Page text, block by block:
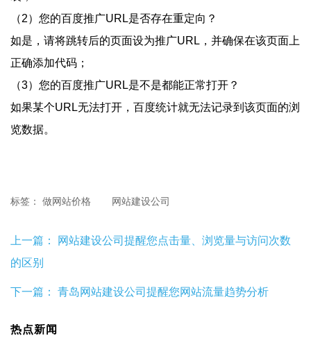
（2）您的百度推广URL是否存在重定向？
如是，请将跳转后的页面设为推广URL，并确保在该页面上
正确添加代码；
（3）您的百度推广URL是不是都能正常打开？
如果某个URL无法打开，百度统计就无法记录到该页面的浏
览数据。
标签： 做网站价格 网站建设公司
上一篇：
网站建设公司提醒您点击量、浏览量与访问次数
的区别
下一篇： 青岛网站建设公司提醒您网站流量趋势分析
热点新闻